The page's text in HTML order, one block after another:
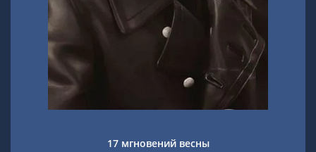
17 мгновений весны